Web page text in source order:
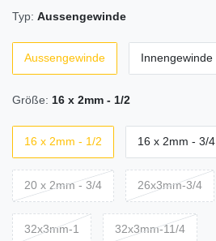
Typ: Aussengewinde
Aussengewinde Innengewinde
Größe: 16 x 2mm - 1/2
16 x 2mm - 1/2 16 x 2mm - 3/4
20 x 2mm - 3/4 26x3mm-3/4
32x3mm-1 32x3mm-11/4